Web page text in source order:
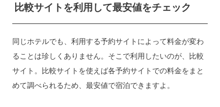
比較サイトを利用して最安値をチェック
同じホテルでも、利用する予約サイトによって料金が変わ
ることは珍しくありません。そこで利用したいのが、比較
サイト。比較サイトを使えば各予約サイトでの料金をまと
めて調べられるため、最安値で宿泊できますよ。